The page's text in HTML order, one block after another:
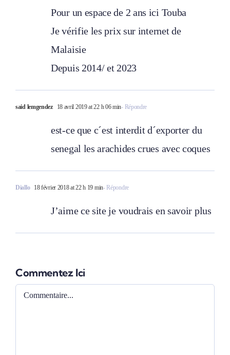
Pour un espace de 2 ans ici Touba
Je vérifie les prix sur internet de
Malaisie
Depuis 2014/ et 2023
said lemgendez 18 avril 2019 at 22 h 06 min- Répondre
est-ce que c´est interdit d´exporter du
senegal les arachides crues avec coques
Diallo 18 février 2018 at 22 h 19 min- Répondre
J’aime ce site je voudrais en savoir plus
Commentez Ici
Comment